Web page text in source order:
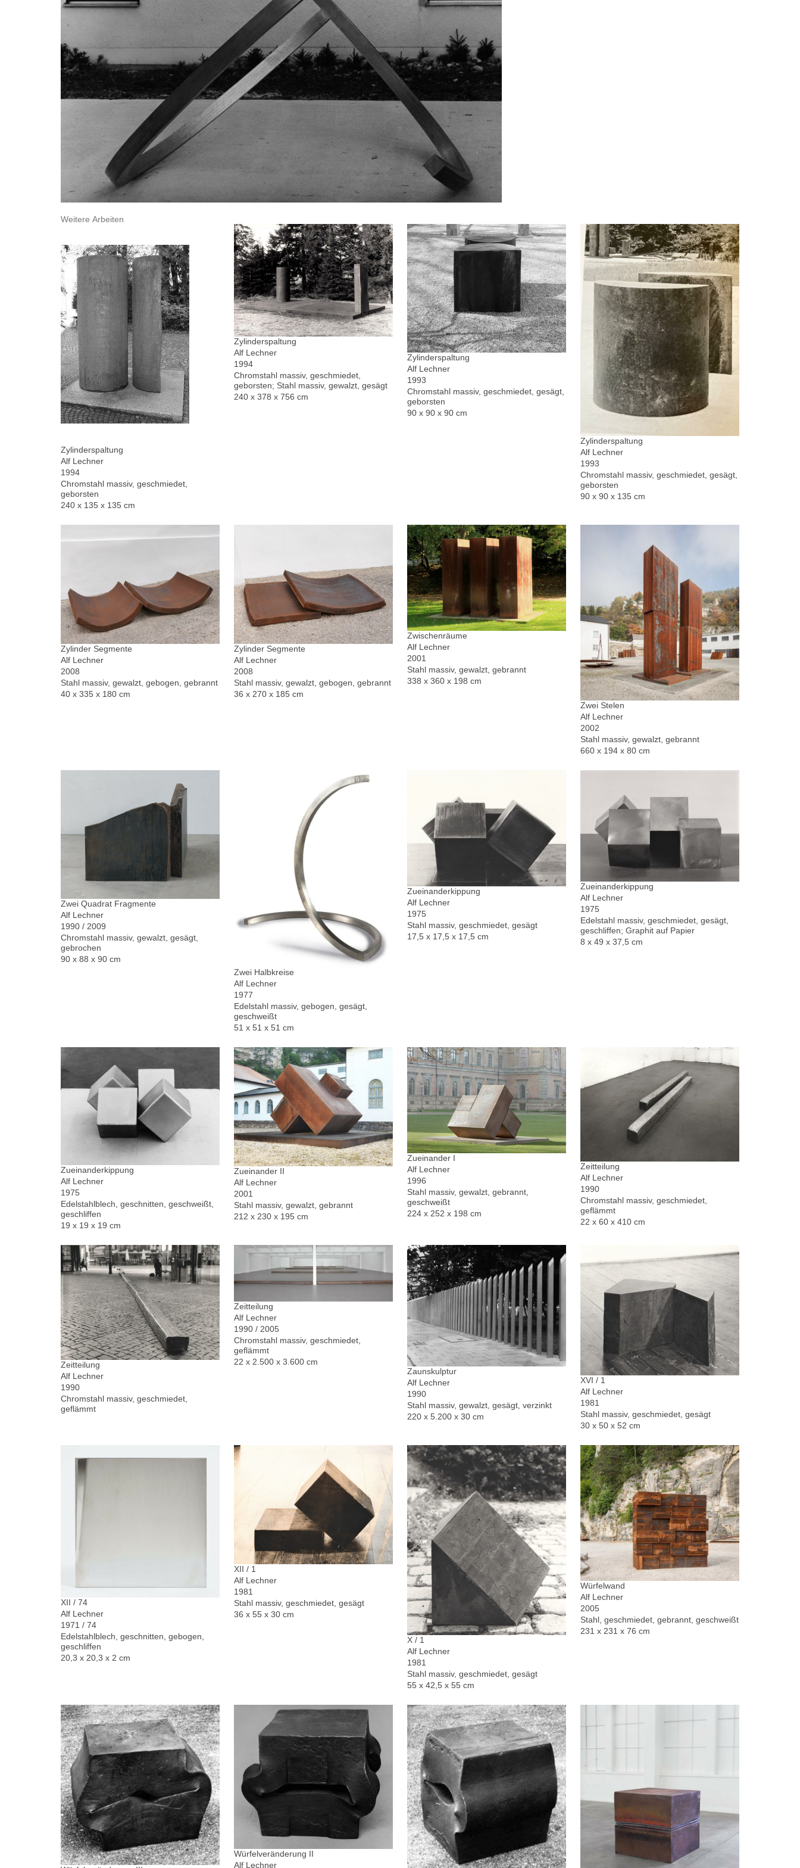
Weitere Arbeiten
Zylinderspaltung
Alf Lechner
1994
Chromstahl massiv, geschmiedet,
geborsten
240 x 135 x 135 cm
Zylinderspaltung
Alf Lechner
1994
Chromstahl massiv, geschmiedet,
geborsten; Stahl massiv, gewalzt, gesägt
240 x 378 x 756 cm
Zylinderspaltung
Alf Lechner
1993
Chromstahl massiv, geschmiedet, gesägt,
geborsten
90 x 90 x 90 cm
Zylinderspaltung
Alf Lechner
1993
Chromstahl massiv, geschmiedet, gesägt,
geborsten
90 x 90 x 135 cm
Zylinder Segmente
Alf Lechner
2008
Stahl massiv, gewalzt, gebogen, gebrannt
40 x 335 x 180 cm
Zylinder Segmente
Alf Lechner
2008
Stahl massiv, gewalzt, gebogen, gebrannt
36 x 270 x 185 cm
Zwischenräume
Alf Lechner
2001
Stahl massiv, gewalzt, gebrannt
338 x 360 x 198 cm
Zwei Stelen
Alf Lechner
2002
Stahl massiv, gewalzt, gebrannt
660 x 194 x 80 cm
Zwei Quadrat Fragmente
Alf Lechner
1990 / 2009
Chromstahl massiv, gewalzt, gesägt,
gebrochen
90 x 88 x 90 cm
Zwei Halbkreise
Alf Lechner
1977
Edelstahl massiv, gebogen, gesägt,
geschweißt
51 x 51 x 51 cm
Zueinanderkippung
Alf Lechner
1975
Stahl massiv, geschmiedet, gesägt
17,5 x 17,5 x 17,5 cm
Zueinanderkippung
Alf Lechner
1975
Edelstahl massiv, geschmiedet, gesägt,
geschliffen; Graphit auf Papier
8 x 49 x 37,5 cm
Zueinanderkippung
Alf Lechner
1975
Edelstahlblech, geschnitten, geschweißt,
geschliffen
19 x 19 x 19 cm
Zueinander II
Alf Lechner
2001
Stahl massiv, gewalzt, gebrannt
212 x 230 x 195 cm
Zueinander I
Alf Lechner
1996
Stahl massiv, gewalzt, gebrannt,
geschweißt
224 x 252 x 198 cm
Zeitteilung
Alf Lechner
1990
Chromstahl massiv, geschmiedet,
geflämmt
22 x 60 x 410 cm
Zeitteilung
Alf Lechner
1990
Chromstahl massiv, geschmiedet,
geflämmt
Zeitteilung
Alf Lechner
1990 / 2005
Chromstahl massiv, geschmiedet,
geflämmt
22 x 2.500 x 3.600 cm
Zaunskulptur
Alf Lechner
1990
Stahl massiv, gewalzt, gesägt, verzinkt
220 x 5.200 x 30 cm
XVI / 1
Alf Lechner
1981
Stahl massiv, geschmiedet, gesägt
30 x 50 x 52 cm
XII / 74
Alf Lechner
1971 / 74
Edelstahlblech, geschnitten, gebogen,
geschliffen
20,3 x 20,3 x 2 cm
XII / 1
Alf Lechner
1981
Stahl massiv, geschmiedet, gesägt
36 x 55 x 30 cm
X / 1
Alf Lechner
1981
Stahl massiv, geschmiedet, gesägt
55 x 42,5 x 55 cm
Würfelwand
Alf Lechner
2005
Stahl, geschmiedet, gebrannt, geschweißt
231 x 231 x 76 cm
Würfelveränderung II
Alf Lechner